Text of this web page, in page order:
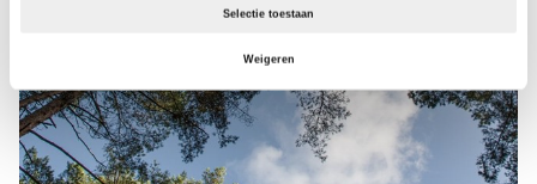
Selectie toestaan
Weigeren